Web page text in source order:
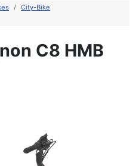
City-Bike
C8 HMB